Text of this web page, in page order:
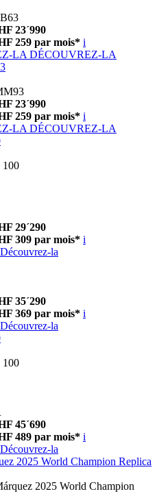
23´990
259 par mois* i
LA DÉCOUVREZ-LA
23´990
259 par mois* i
LA DÉCOUVREZ-LA
100
29´290
309 par mois* i
Découvrez-la
35´290
369 par mois* i
Découvrez-la
100
45´690
489 par mois* i
Découvrez-la
2025 World Champion Replica
2025 World Champion